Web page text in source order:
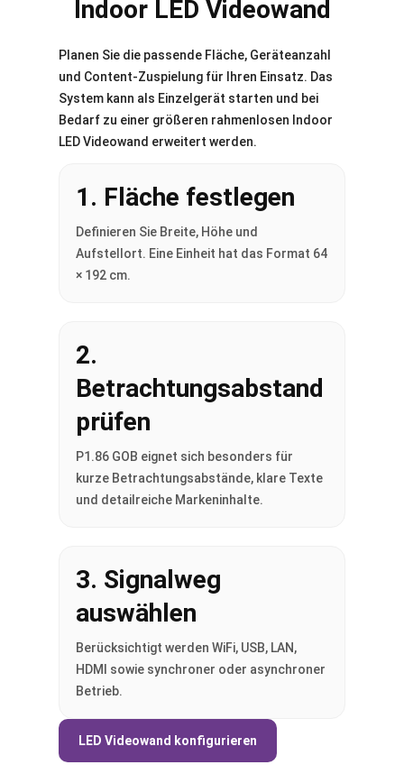
Indoor LED Videowand
Planen Sie die passende Fläche, Geräteanzahl
und Content-Zuspielung für Ihren Einsatz. Das
System kann als Einzelgerät starten und bei
Bedarf zu einer größeren rahmenlosen Indoor
LED Videowand erweitert werden.
1. Fläche festlegen
Definieren Sie Breite, Höhe und
Aufstellort. Eine Einheit hat das Format 64
× 192 cm.
2.
Betrachtungsabstand
prüfen
P1.86 GOB eignet sich besonders für
kurze Betrachtungsabstände, klare Texte
und detailreiche Markeninhalte.
3. Signalweg
auswählen
Berücksichtigt werden WiFi, USB, LAN,
HDMI sowie synchroner oder asynchroner
Betrieb.
LED Videowand konfigurieren